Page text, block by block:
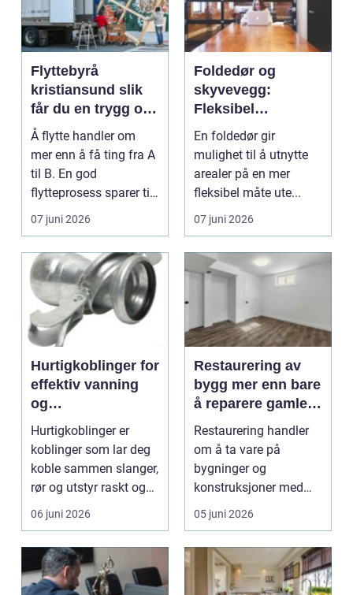
Flyttebyrå
kristiansund slik
får du en trygg og
effektiv flytting
Å flytte handler om
mer enn å få ting fra A
til B. En god
flytteprosess sparer tid,
krefter og frust...
07 juni 2026
Foldedør og
skyvevegg:
Fleksibel
romdeling med
god lydkontroll
En foldedør gir
mulighet til å utnytte
arealer på en mer
fleksibel måte ute...
07 juni 2026
Hurtigkoblinger for
effektiv vanning
og
væskehåndtering
Hurtigkoblinger er
koblinger som lar deg
koble sammen slanger,
rør og utstyr raskt og
sikkert uten ...
06 juni 2026
Restaurering av
bygg mer enn bare
å reparere gamle
vegger
Restaurering handler
om å ta vare på
bygninger og
konstruksjoner med
historie, identitet og
særpreg....
05 juni 2026